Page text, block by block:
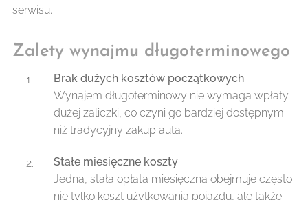
serwisu.
Zalety wynajmu długoterminowego
Brak dużych kosztów początkowych
Wynajem długoterminowy nie wymaga wpłaty
dużej zaliczki, co czyni go bardziej dostępnym
niż tradycyjny zakup auta.
Stałe miesięczne koszty
Jedna, stała opłata miesięczna obejmuje często
nie tylko koszt użytkowania pojazdu, ale także